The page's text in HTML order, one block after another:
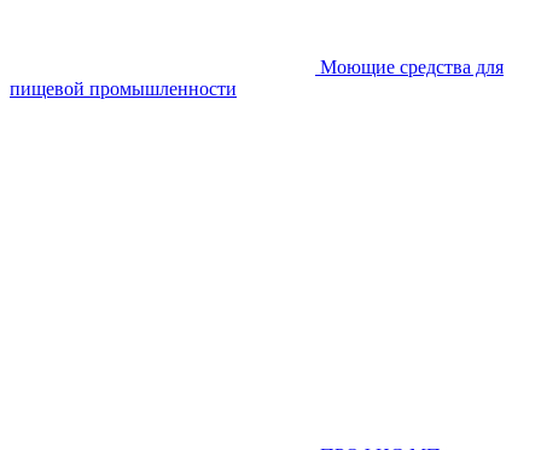
Моющие средства для
пищевой промышленности